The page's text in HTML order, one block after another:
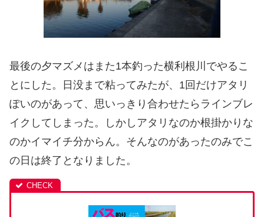
最後の夕マズメはまた1本釣った横利根川でやるこ
とにした。日没まで粘ってみたが、1回だけアタリ
ぽいのがあって、思いっきり合わせたらラインブレ
イクしてしまった。しかしアタリなのか根掛かりな
のかイマイチ分からん。そんなのがあったのみでこ
の日は終了となりました。